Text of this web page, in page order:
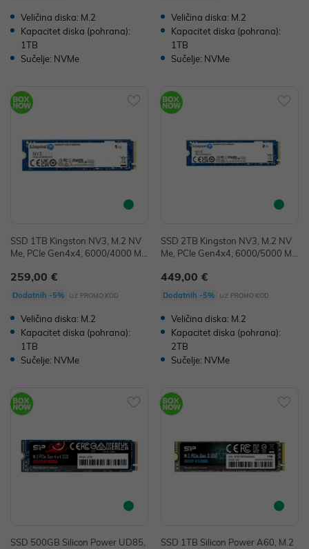
Veličina diska: M.2
Kapacitet diska (pohrana):
1TB
Sučelje: NVMe
Veličina diska: M.2
Kapacitet diska (pohrana):
1TB
Sučelje: NVMe
SSD 1TB Kingston NV3, M.2 NV
Me, PCIe Gen4x4, 6000/4000 M
259,00 €
Dodatnih -5% uz PROMO KOD
Veličina diska: M.2
Kapacitet diska (pohrana):
1TB
Sučelje: NVMe
SSD 2TB Kingston NV3, M.2 NV
Me, PCIe Gen4x4, 6000/5000 M
449,00 €
Dodatnih -5% uz PROMO KOD
Veličina diska: M.2
Kapacitet diska (pohrana):
2TB
Sučelje: NVMe
SSD 500GB Silicon Power UD85,
SSD 1TB Silicon Power A60, M.2